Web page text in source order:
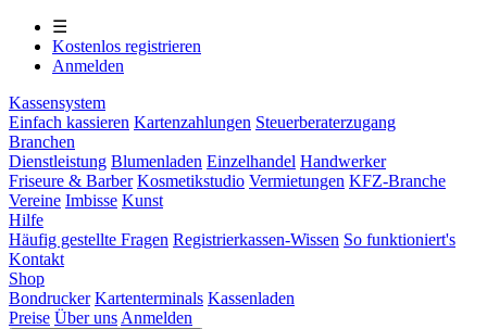
☰
Kostenlos registrieren
Anmelden
Kassensystem
Einfach kassieren Kartenzahlungen Steuerberaterzugang
Branchen
Dienstleistung Blumenladen Einzelhandel Handwerker
Friseure & Barber Kosmetikstudio Vermietungen KFZ-Branche
Vereine Imbisse Kunst
Hilfe
Häufig gestellte Fragen Registrierkassen-Wissen So funktioniert's
Kontakt
Shop
Bondrucker Kartenterminals Kassenladen
Preise Über uns Anmelden